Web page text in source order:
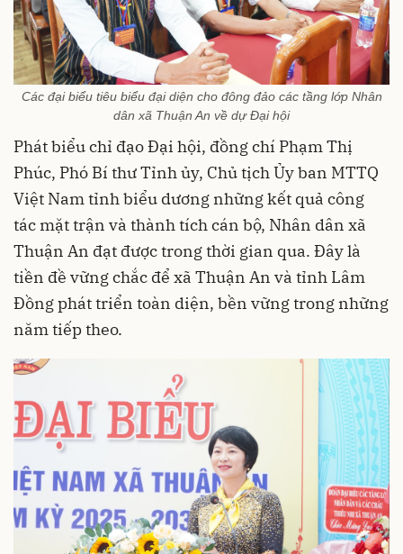
Các đại biểu tiêu biểu đại diện cho đông đảo các tầng lớp Nhân
dân xã Thuận An về dự Đại hội
Phát biểu chỉ đạo Đại hội, đồng chí Phạm Thị
Phúc, Phó Bí thư Tỉnh ủy, Chủ tịch Ủy ban MTTQ
Việt Nam tỉnh biểu dương những kết quả công
tác mặt trận và thành tích cán bộ, Nhân dân xã
Thuận An đạt được trong thời gian qua. Đây là
tiền đề vững chắc để xã Thuận An và tỉnh Lâm
Đồng phát triển toàn diện, bền vững trong những
năm tiếp theo.